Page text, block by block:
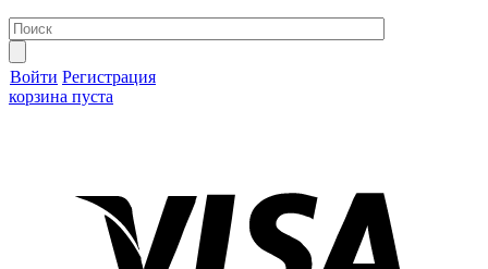
Войти Регистрация
корзина пуста